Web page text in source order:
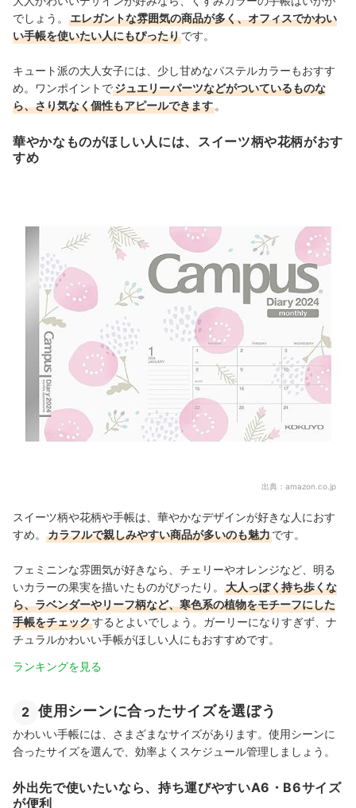
でしょう。
エレガントな雰囲気の商品が多く、オフィスでかわい
い手帳を使いたい人にもぴったりです。
キュート派の大人女子には、少し甘めなパステルカラーもおすす
め。
ワンポイントでジュエリーパーツなどがついているものな
ら、さり気なく個性もアピールできます 。
華やかなものがほしい人には、スイーツ柄や花柄がおす
すめ
出典： amazon.co.jp
スイーツ柄や花柄や手帳は、華やかなデザインが好きな人におす
すめ。
カラフルで親しみやすい商品が多いのも魅力です。
フェミニンな雰囲気が好きなら、チェリーやオレンジなど、明る
いカラーの果実を描いたものがぴったり。
大人っぽく持ち歩くな
ら、ラベンダーやリーフ柄など、寒色系の植物をモチーフにした
手帳をチェックするとよいでしょう。ガーリーになりすぎず、ナ
チュラルかわいい手帳がほしい人にもおすすめです。
ランキングを見る
2 使用シーンに合ったサイズを選ぼう
かわいい手帳には、さまざまなサイズがあります。使用シーンに
合ったサイズを選んで、効率よくスケジュール管理しましょう 。
外出先で使いたいなら、持ち運びやすいA6・B6サイズ
が便利